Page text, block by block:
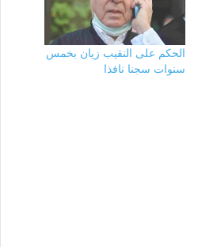
الحكم على النقيب زيان بخمس
سنوات سجنا نافذا